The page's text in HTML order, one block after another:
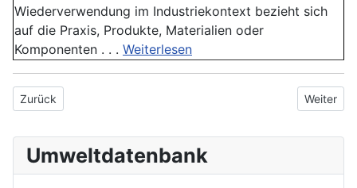
Wiederverwendung im Industriekontext bezieht sich
auf die Praxis, Produkte, Materialien oder
Komponenten . . . Weiterlesen
Vorheriger Beitrag: GIS
Zurück Nächster
Weiter
Umweltdatenbank